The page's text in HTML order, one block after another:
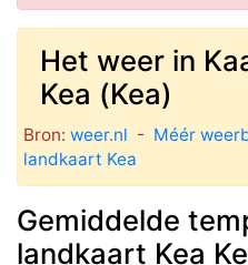
Het weer in
Kea (Kea)
Bron: weer.nl - Méér
landkaart Kea
Gemiddelde
landkaart Kea